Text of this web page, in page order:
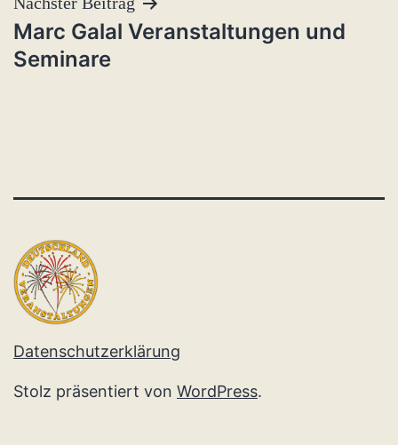
Marc Galal Veranstaltungen und
Seminare
Datenschutzerklärung
Stolz präsentiert von WordPress.